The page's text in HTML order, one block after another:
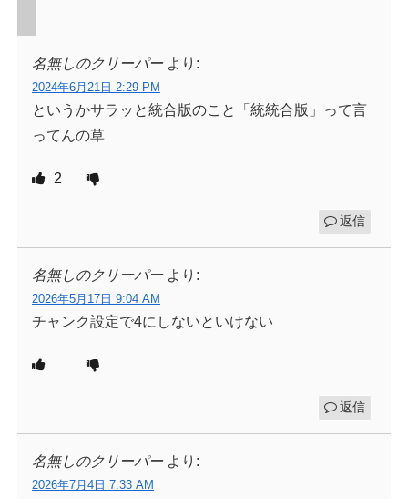
名無しのクリーパー より:
2024年6月21日 2:29 PM
というかサラッと統合版のこと「統統合版」って言
ってんの草
2
返信
名無しのクリーパー より:
2026年5月17日 9:04 AM
チャンク設定で4にしないといけない
返信
名無しのクリーパー より:
2026年7月4日 7:33 AM